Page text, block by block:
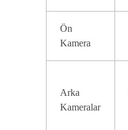
Ön
Kamera
Arka
Kameralar